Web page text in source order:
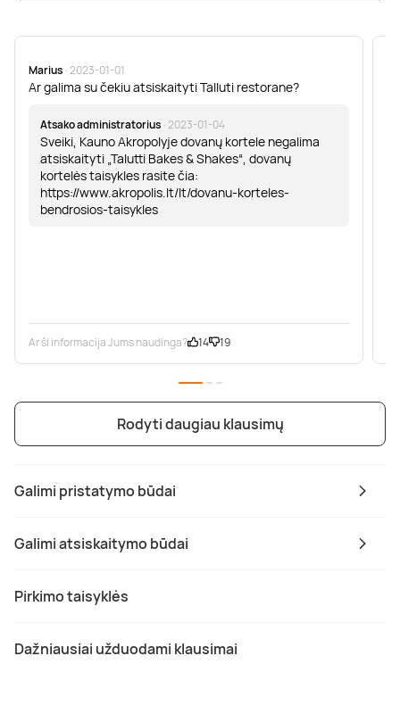
Galimi pristatymo būdai
Galimi atsiskaitymo būdai
Pirkimo taisyklės
Dažniausiai užduodami klausimai
Marius · 2023-01-01
Ar galima su čekiu atsiskaityti Talluti restorane?
Atsako administratorius · 2023-01-04
Sveiki, Kauno Akropolyje dovanų kortele negalima
atsiskaityti „Talutti Bakes & Shakes“, dovanų
kortelės taisykles rasite čia:
https://www.akropolis.lt/lt/dovanu-korteles-
bendrosios-taisykles
Ar ši informacija Jums naudinga? 14 19
Rodyti daugiau klausimų